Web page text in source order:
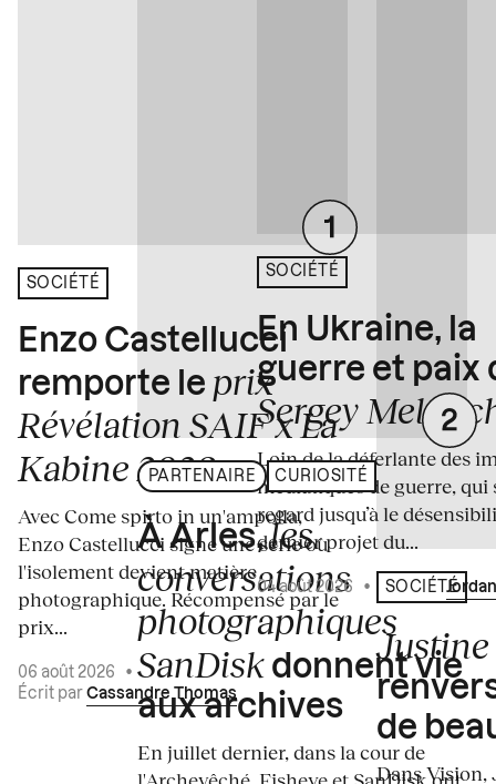
SOCIÉTÉ
Enzo Castellucci
remporte le prix
Révélation SAIF x La
Kabine 2026
Avec Come spirto in un'ampolla,
Enzo Castellucci signe une série où
l'isolement devient matière
photographique. Récompensé par le
prix...
06 août 2026
•
Écrit par Cassandre Thomas
PARTENAIRE CURIOSITÉ
À Arles,les
conversations
photographiques
SanDisk donnent vie
aux archives
En juillet dernier, dans la cour de
SOCIÉTÉ
En Ukraine, la
guerre et paix
Sergey
Loin de la déferlante des
médiatiques de guerre, qui
regard jusqu’à le
dernier projet du...
04 août 2026 • Écrit par
SOCIÉTÉ
de
Dans